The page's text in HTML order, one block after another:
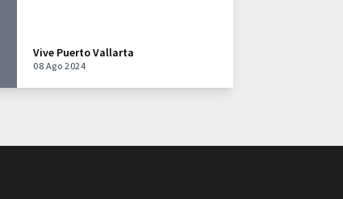
Vive Puerto Vallarta
08 Ago 2024